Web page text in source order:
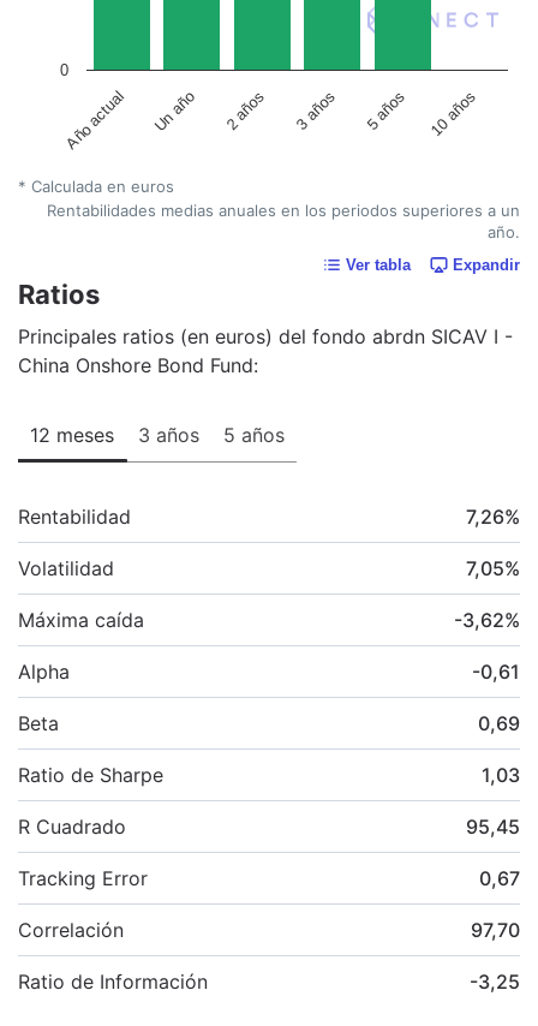
Año actual Un año 2 años 3 años 5 años 10 años
0
* Calculada en euros
Rentabilidades medias anuales en los periodos superiores a un
año.
Ver tabla Expandir
Ratios
Principales ratios (en euros) del fondo abrdn SICAV I -
China Onshore Bond Fund:
12 meses 3 años 5 años
Rentabilidad 7,26%
Volatilidad 7,05%
Máxima caída -3,62%
Alpha -0,61
Beta 0,69
Ratio de Sharpe 1,03
R Cuadrado 95,45
Tracking Error 0,67
Correlación 97,70
Ratio de Información -3,25